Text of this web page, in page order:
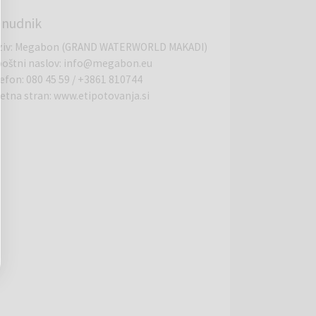
: Megabon (GRAND WATERWORLD MAKADI)
naslov: info@megabon.eu
: 080 45 59 / +3861 810744
stran: www.etipotovanja.si